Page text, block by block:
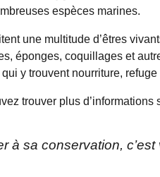
espèces marines.
une multitude d’êtres
éponges, coquillages et
y trouvent nourriture,
trouver plus
à sa conservation,